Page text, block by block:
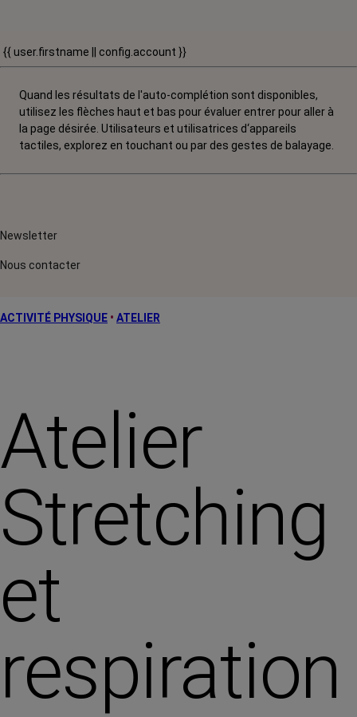
{{ user.firstname || config.account }}
Quand les résultats de l'auto-complétion sont disponibles,
utilisez les flèches haut et bas pour évaluer entrer pour aller à
la page désirée. Utilisateurs et utilisatrices d‘appareils
tactiles, explorez en touchant ou par des gestes de balayage.
Newsletter
Nous contacter
ACTIVITÉ PHYSIQUE • ATELIER
Atelier
Stretching
et
respiration